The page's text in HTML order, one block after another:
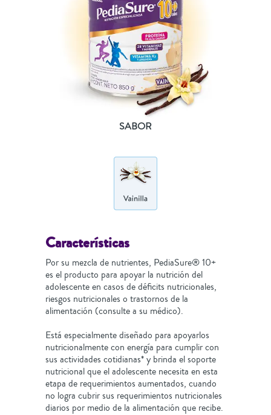
SABOR
Características
Por su mezcla de nutrientes, PediaSure® 10+
es el producto para apoyar la nutrición del
adolescente en casos de déficits nutricionales,
riesgos nutricionales o trastornos de la
alimentación (consulte a su médico).
Está especialmente diseñado para apoyarlos
nutricionalmente con energía para cumplir con
sus actividades cotidianas* y brinda el soporte
nutricional que el adolescente necesita en esta
etapa de requerimientos aumentados, cuando
no logra cubrir sus requerimientos nutricionales
diarios por medio de la alimentación que recibe.